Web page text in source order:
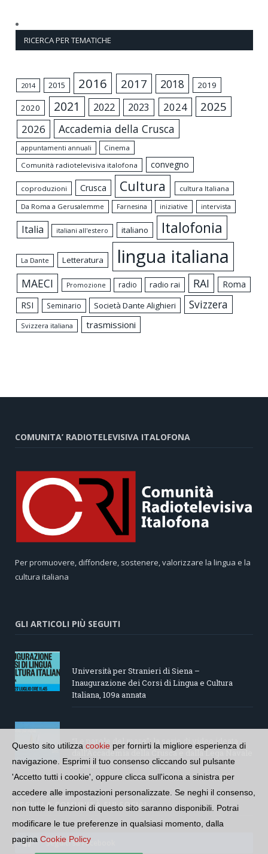
RICERCA PER TEMATICHE
2014 2015 2016 2017 2018 2019
2020 2021 2022 2023 2024 2025
2026 Accademia della Crusca
appuntamenti annuali
Cinema
Comunità radiotelevisiva italofona
convegno
coproduzioni Crusca Cultura
cultura Italiana
Da Roma a Gerusalemme
Farnesina iniziative intervista
Italia italiani all'estero italiano Italofonia
La Dante Letteratura lingua italiana
MAECI Promozione radio radio rai RAI
Roma
RSI
Seminario Società Dante Alighieri Svizzera
Svizzera italiana trasmissioni
COMUNITA’ RADIOTELEVISIVA ITALOFONA
Per promuovere, diffondere, sostenere, valorizzare la lingua e la
cultura italiana
GLI ARTICOLI PIÙ SEGUITI
Università per Stranieri di Siena –
Inaugurazione dei Corsi di Lingua e Cultura
Italiana, 109a annata
“Le parole del mare”: la serie di video ideata
dall’Accademia della Crusca e dalla Lega Navale
italiana
SEGUI LA COMUNITÀ SUI SOCIAL
Seguici su Facebook
Questo sito utilizza cookie per fornirti la migliore esperienza di
navigazione. Esprimi il tuo consenso cliccando sul pulsante
'Accetto tutti i cookie', oppure clicca sull'icona a sinistra per
accedere alle impostazioni personalizzate. Se neghi il consenso,
non tutte le funzioni di questo sito saranno disponibili. Potrai
modificare le tue preferenze in qualsiasi momento, dalla
pagina Cookie Policy